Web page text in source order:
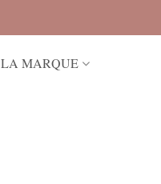
LA MARQUE